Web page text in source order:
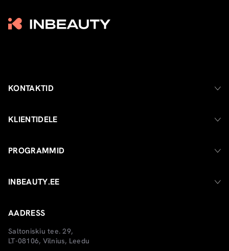
KONTAKTID
KLIENTIDELE
PROGRAMMID
INBEAUTY.EE
AADRESS
Saltoniskiu tee. 29,
LT-08106, Vilnius, Leedu